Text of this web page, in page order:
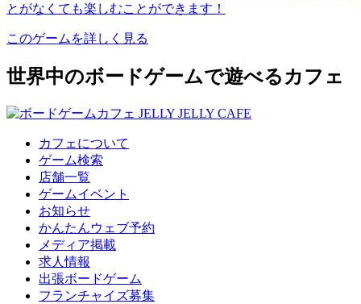
とがなくても楽しむことができます！
このゲームを詳しく見る
世界中のボードゲームで遊べるカフェ
カフェについて
ゲーム検索
店舗一覧
ゲームイベント
お知らせ
かんたんウェブ予約
メディア掲載
求人情報
出張ボードゲーム
フランチャイズ募集